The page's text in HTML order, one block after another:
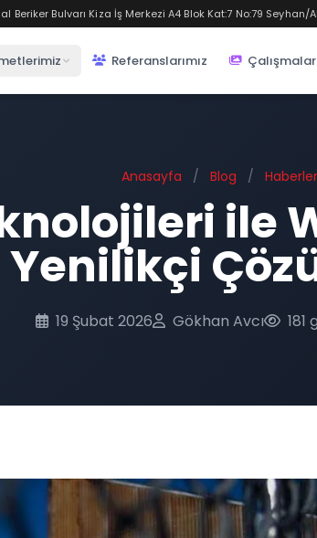
Beriker Bulvarı Kiza İş Merkezi A4 Blok Kat:7 No:79 Seyhan/
Referanslarımız
Anasayfa / Blog / Haberler
ile
Yenilikçi
19 Şubat 2026 Gökhan Avcı